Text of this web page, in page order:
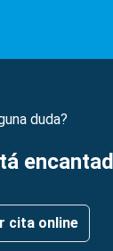
duda?
cita online